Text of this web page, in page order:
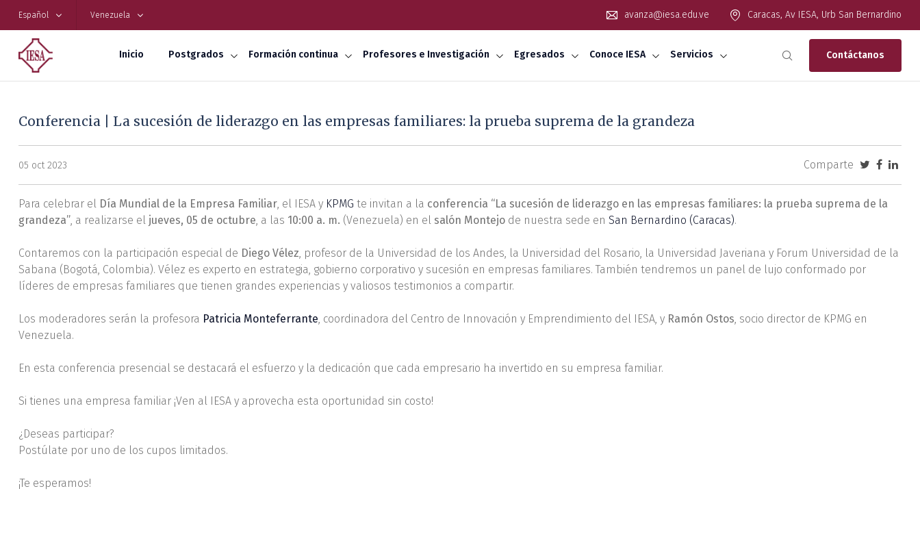
Español Venezuela avanza@iesa.edu.ve Caracas, Av IESA, Urb San Bernardino
Inicio Postgrados Formación continua Profesores e Investigación Egresados Conoce IESA Servicios Contáctanos
Conferencia | La sucesión de liderazgo en las empresas familiares: la prueba suprema de la grandeza
05 oct 2023 Comparte
Para celebrar el Día Mundial de la Empresa Familiar, el IESA y KPMG te invitan a la conferencia “La sucesión de liderazgo en las empresas familiares: la prueba suprema de la
grandeza”, a realizarse el jueves, 05 de octubre, a las 10:00 a. m. (Venezuela) en el salón Montejo de nuestra sede en San Bernardino (Caracas).
Contaremos con la participación especial de Diego Vélez, profesor de la Universidad de los Andes, la Universidad del Rosario, la Universidad Javeriana y Forum Universidad de la
Sabana (Bogotá, Colombia). Vélez es experto en estrategia, gobierno corporativo y sucesión en empresas familiares. También tendremos un panel de lujo conformado por
líderes de empresas familiares que tienen grandes experiencias y valiosos testimonios a compartir.
Los moderadores serán la profesora Patricia Monteferrante, coordinadora del Centro de Innovación y Emprendimiento del IESA, y Ramón Ostos, socio director de KPMG en
Venezuela.
En esta conferencia presencial se destacará el esfuerzo y la dedicación que cada empresario ha invertido en su empresa familiar.
Si tienes una empresa familiar ¡Ven al IESA y aprovecha esta oportunidad sin costo!
¿Deseas participar?
Postúlate por uno de los cupos limitados.
¡Te esperamos!